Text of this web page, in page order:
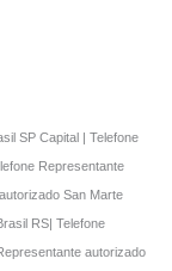
SP Capital | Telefone
Representante
San Marte
RS| Telefone
autorizado